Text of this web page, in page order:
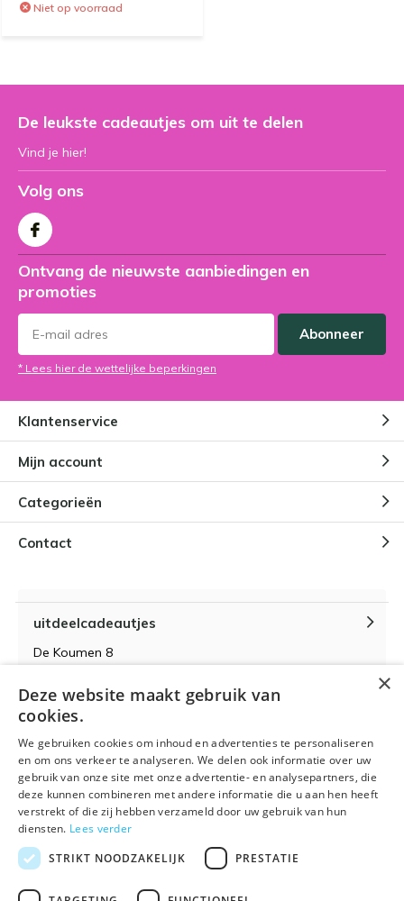
Niet op voorraad
De leukste cadeautjes om uit te delen
Vind je hier!
Volg ons
Ontvang de nieuwste aanbiedingen en
promoties
Abonneer
* Lees hier de wettelijke beperkingen
Klantenservice
Mijn account
Categorieën
Contact
uitdeelcadeautjes
De Koumen 8
KvK-nummer 14087571
BTW-nummer NL 815399145 B01
Algemene voorwaarden RSS-feed
×
Deze website maakt gebruik van
cookies.
We gebruiken cookies om inhoud en advertenties te personaliseren
en om ons verkeer te analyseren. We delen ook informatie over uw
gebruik van onze site met onze advertentie- en analysepartners, die
deze kunnen combineren met andere informatie die u aan hen heeft
verstrekt of die zij hebben verzameld door uw gebruik van hun
diensten. Lees verder
STRIKT NOODZAKELIJK
PRESTATIE